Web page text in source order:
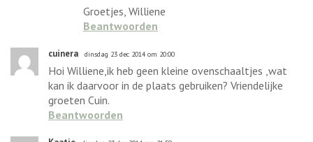
Groetjes, Williene
Beantwoorden
cuinera dinsdag 23 dec 2014 om 20:00
Hoi Williene,ik heb geen kleine ovenschaaltjes ,wat
kan ik daarvoor in de plaats gebruiken? Vriendelijke
groeten Cuin.
Beantwoorden